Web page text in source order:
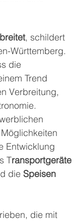
, schildert
Württemberg.
die
Trend
Verbreitung,
Entwicklung
Transportgeräte
die Speisen
die mit